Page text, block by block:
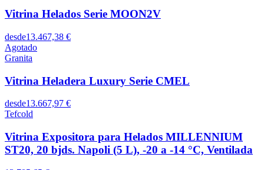
Vitrina Helados Serie MOON2V
desde13.467,38 €
Agotado
Granita
Vitrina Heladera Luxury Serie CMEL
desde13.667,97 €
Tefcold
Vitrina Expositora para Helados MILLENNIUM
ST20, 20 bjds. Napoli (5 L), -20 a -14 °C, Ventilada